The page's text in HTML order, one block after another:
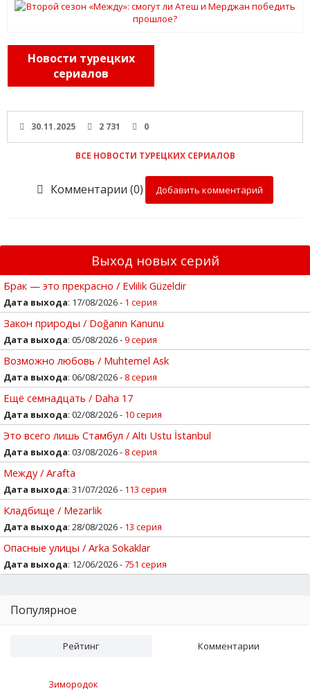
Новости турецких
сериалов
30.11.2025 2 731 0
ВСЕ НОВОСТИ ТУРЕЦКИХ СЕРИАЛОВ
Комментарии (0) Добавить комментарий
Выход новых серий
Брак — это прекрасно / Evlilik Güzeldir
Дата выхода: 17/08/2026 - 1 серия
Закон природы / Doğanın Kanunu
Дата выхода: 05/08/2026 -9 серия
Возможно любовь / Muhtemel Ask
Дата выхода: 06/08/2026 - 8 серия
Ещё семнадцать / Daha 17
Дата выхода: 02/08/2026 - 10 серия
Это всего лишь Стамбул / Altı Ustu İstanbul
Дата выхода: 03/08/2026 - 8 серия
Между / Arafta
Дата выхода: 31/07/2026 - 113 серия
Кладбище / Mezarlik
Дата выхода: 28/08/2026 - 13 серия
Опасные улицы / Arka Sokaklar
Дата выхода: 12/06/2026 -751 серия
Популярное
Рейтинг Комментарии
Зимородок